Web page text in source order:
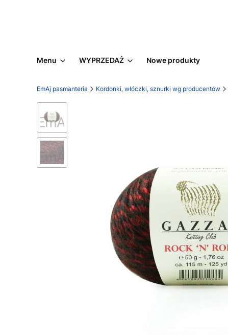
Menu WYPRZEDAŻ Nowe produkty
EmAj pasmanteria Kordonki, włóczki, sznurki wg producentów